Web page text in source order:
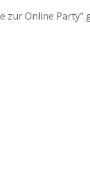
zur Online Party“